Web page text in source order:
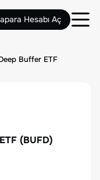
Hesabı Aç
Buffer ETF
(BUFD)